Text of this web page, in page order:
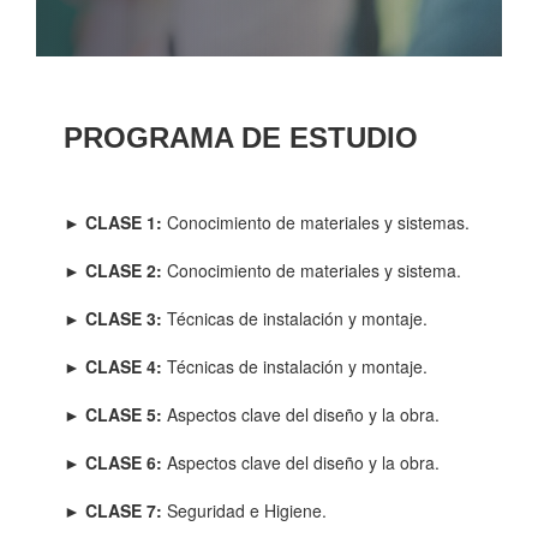
PROGRAMA DE ESTUDIO
►CLASE 1: Conocimiento de materiales y sistemas.
►CLASE 2:Conocimiento de materiales y sistema.
►CLASE 3:Técnicas de instalación y montaje.
►CLASE 4: Técnicas de instalación y montaje.
►CLASE 5: Aspectos clave del diseño y la obra.
►CLASE 6: Aspectos clave del diseño y la obra.
►CLASE 7: Seguridad e Higiene.